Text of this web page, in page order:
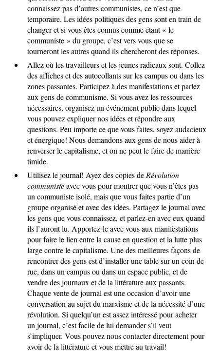
connaissez pas d’autres communistes, ce n’est que
temporaire. Les idées politiques des gens sont en train de
changer et si vous êtes connus comme étant « le
communiste » du groupe, c’est vers vous que se
tourneront les autres quand ils chercheront des réponses.
Allez où les travailleurs et les jeunes radicaux sont. Collez
des affiches et des autocollants sur les campus ou dans les
zones passantes. Participez à des manifestations et parlez
aux gens de communisme. Si vous avez les ressources
nécessaires, organisez un événement public dans lequel
vous pouvez expliquer nos idées et répondre aux
questions. Peu importe ce que vous faites, soyez audacieux
et énergique! Nous demandons aux gens de nous aider à
renverser le capitalisme, et on ne peut le faire de manière
timide.
Utilisez le journal! Ayez des copies de Révolution
communisteavec vous pour montrer que vous n’êtes pas
un communiste isolé, mais que vous faites partie d’un
groupe organisé et avec des idées. Partagez le journal avec
les gens que vous connaissez, et parlez-en avec eux quand
ils l’auront lu. Apportez-le avec vous aux manifestations
pour faire le lien entre la cause en question et la lutte plus
large contre le capitalisme. Une des meilleures façons de
rencontrer des gens est d’installer une table sur un coin de
rue, dans un campus ou dans un espace public, et de
vendre des journaux et de la littérature aux passants.
Chaque vente de journal est une occasion d’avoir une
conversation au sujet du marxisme et de la nécessité d’une
révolution. Si quelqu’un est assez intéressé pour acheter
un journal, c’est facile de lui demander s’il veut
s’impliquer. Vous pouvez nous contacter directement pour
avoir de la littérature et vous mettre au travail!